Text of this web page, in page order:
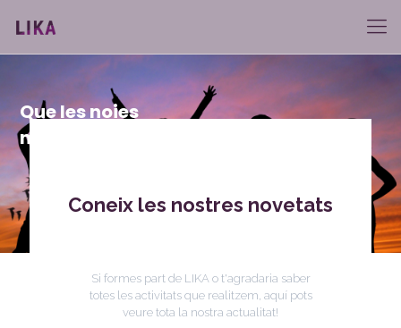
Que les noies
no podem fer què?
Coneix les nostres novetats
Si formes part de LIKA o t'agradaria saber
totes les activitats que realitzem, aquí pots
veure tota la nostra actualitat!